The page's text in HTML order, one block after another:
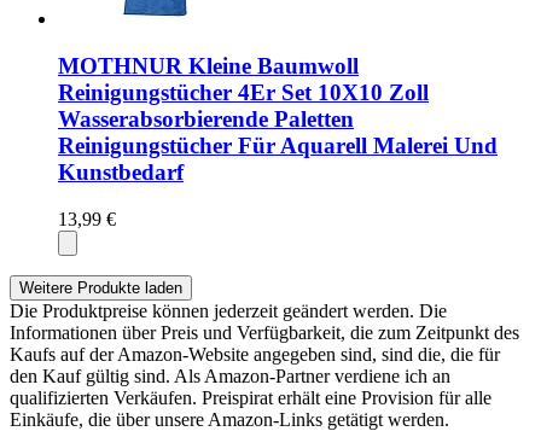
MOTHNUR Kleine Baumwoll
Reinigungstücher 4Er Set 10X10 Zoll
Wasserabsorbierende Paletten
Reinigungstücher Für Aquarell Malerei Und
Kunstbedarf
13,99 €
Weitere Produkte laden
Die Produktpreise können jederzeit geändert werden. Die
Informationen über Preis und Verfügbarkeit, die zum Zeitpunkt des
Kaufs auf der Amazon-Website angegeben sind, sind die, die für
den Kauf gültig sind. Als Amazon-Partner verdiene ich an
qualifizierten Verkäufen. Preispirat erhält eine Provision für alle
Einkäufe, die über unsere Amazon-Links getätigt werden.